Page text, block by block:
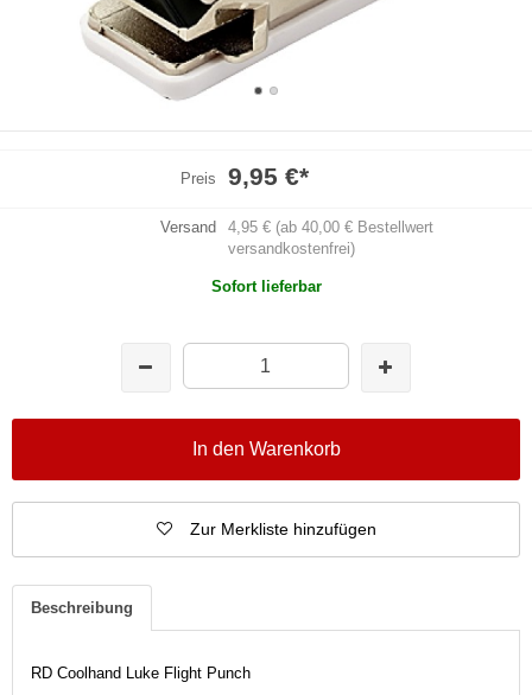
Preis 9,95 €*
Versand
4,95 € (ab 40,00 € Bestellwert
versandkostenfrei)
Sofort lieferbar
In den Warenkorb
Zur Merkliste hinzufügen
Beschreibung
RD Coolhand Luke Flight Punch